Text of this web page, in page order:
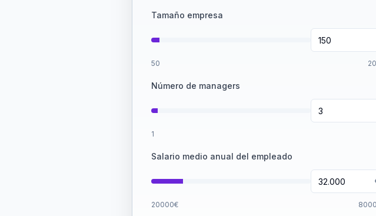
Tamaño empresa
50
Número de managers
1
Salario medio anual del empleado
20000€